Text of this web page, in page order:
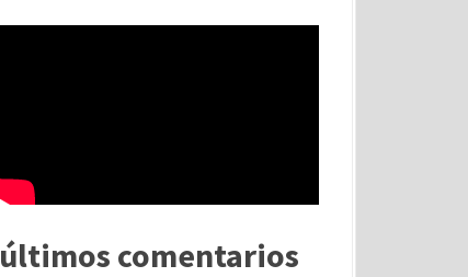
últimos comentarios